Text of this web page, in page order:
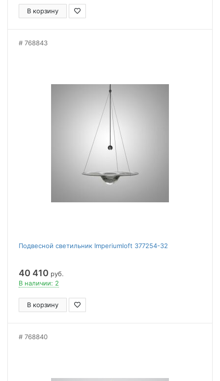
В корзину
768843
Подвесной светильник Imperiumloft 377254-32
40 410 руб.
В наличии: 2
В корзину
768840